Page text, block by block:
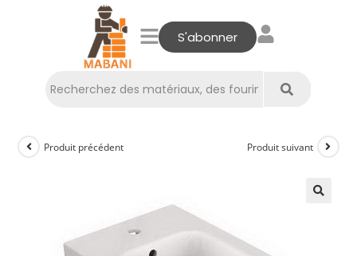
S'abonner
Produit précédent Produit suivant